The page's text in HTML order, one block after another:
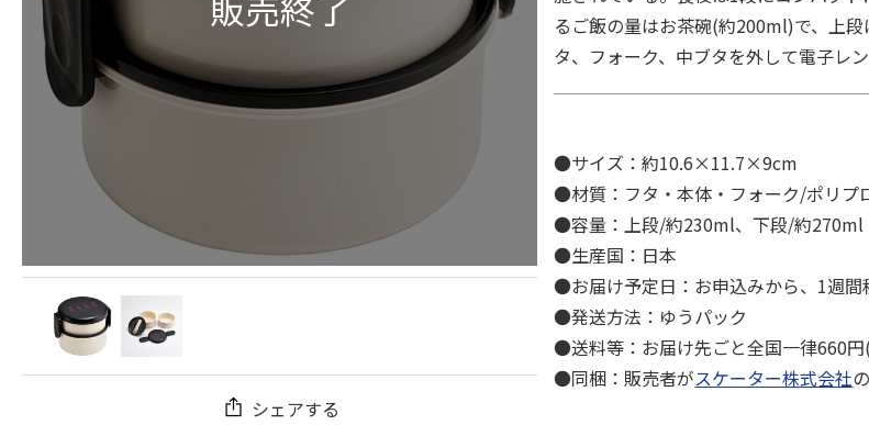
シェアする
るご飯の量はお茶碗(約200ml)で、上
タ、フォーク、中ブタを外して電子レ
●サイズ：約10.6×11.7×9cm
●材質：フタ・本体・フォーク/ポリプ
●容量：上段/約230ml、下段/約270ml
●生産国：日本
●お届け予定日：お申込みから、1週間
●発送方法：ゆうパック
●送料等：お届け先ごと全国一律660
●同梱：販売者がスケーター株式会社